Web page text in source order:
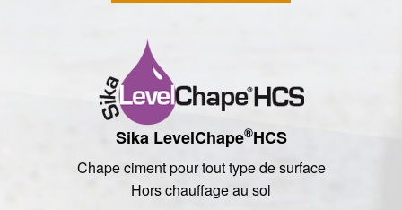
Sika LevelChape®HCS
Chape ciment pour tout type de surface
Hors chauffage au sol